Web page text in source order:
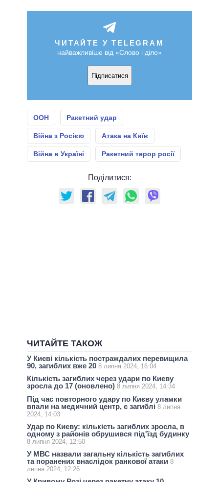
ЧИТАЙТЕ У TELEGRAM
найважливіше від «Слово і діло»
Підписатися
ООН Ракетний удар
Війна з Росією Атака на Київ
Війна в Україні Ракетний терор росії
Поділитися:
ЧИТАЙТЕ ТАКОЖ
У Києві кількість постраждалих перевищила
90, загиблих вже 20 8 липня 2024, 16:04
Кількість загиблих через удари по Києву
зросла до 17 (оновлено) 8 липня 2024, 14:34
Під час повторного удару по Києву уламки
впали на медичний центр, є загиблі 8 липня
2024, 14:03
Удар по Києву: кількість загиблих зросла, в
одному з районів обрушився під'їзд будинку
8 липня 2024, 12:50
У МВС назвали загальну кількість загиблих
та поранених внаслідок ранкової атаки 8
липня 2024, 12:26